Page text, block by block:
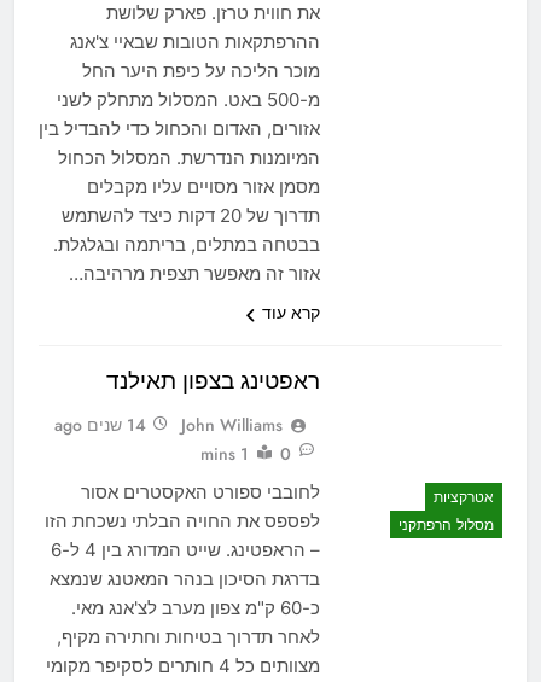
את חווית טרזן. פארק שלושת
ההרפתקאות הטובות שבאיי צ'אנג
מוכר הליכה על כיפת היער החל
מ-500 באט. המסלול מתחלק לשני
אזורים, האדום והכחול כדי להבדיל בין
המיומנות הנדרשת. המסלול הכחול
מסמן אזור מסויים עליו מקבלים
תדרוך של 20 דקות כיצד להשתמש
בבטחה במתלים, בריתמה ובגלגלת.
אזור זה מאפשר תצפית מרהיבה…
קרא עוד
אטרקציות
מסלול הרפתקני
ראפטינג בצפון תאילנד
John Williams
14 שנים ago
0
1 mins
לחובבי ספורט האקסטרים אסור
לפספס את החויה הבלתי נשכחת הזו
– הראפטינג. שייט המדורג בין 4 ל-6
בדרגת הסיכון בנהר המאטנג שנמצא
כ-60 ק"מ צפון מערב לצ'אנג מאי.
לאחר תדרוך בטיחות וחתירה מקיף,
מצוותים כל 4 חותרים לסקיפר מקומי